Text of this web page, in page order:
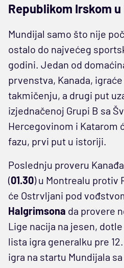
Republikom Irskom
Mundijal samo što nije
ostalo do najvećeg
godini. Jedan od
prvenstva, Kanada,
takmičenju, a drugi put
izjednačenoj Grupi B sa
Hercegovinom i Katarom
fazu, prvi put u istoriji.
Poslednju proveru
(01.30) u Montrealu protiv
će Ostrvljani pod
Halgrimsona da provere
Lige nacija na jesen,
lista igra generalku pre
igra na startu Mundijala